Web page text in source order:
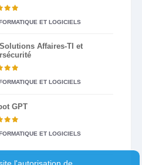
ET LOGICIELS
Affaires-TI et
ET LOGICIELS
GPT
ET LOGICIELS